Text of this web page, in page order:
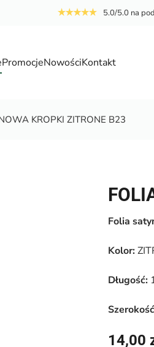
5.0/5.0 na
PromocjeNowościKontakt
KROPKI ZITRONE B23
Folia
Kolor:
Długość:
14,00